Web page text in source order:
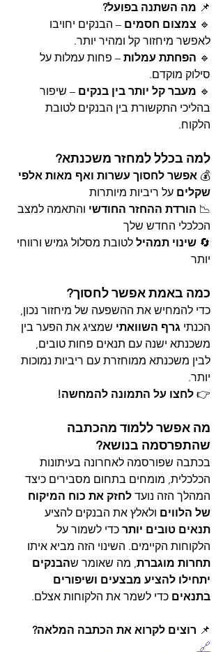
📌 מה השתנה בפועל?
🔹 צמצום חסמים – הבנקים יחויבו
לאפשר מיחזור קל ומהיר יותר.
🔹 הפחתת עמלות – פחות עמלות על
סילוק מוקדם.
🔹 מעבר קל יותר בין בנקים – שיפור
בהליכי התקשורת בין הבנקים לטובת
הלקוח.
למה בכלל למחזר משכנתא?
💰 אפשר לחסוך עשרות ואף מאות אלפי
שקלים על ריביות מיותרות
📉 הורדת ההחזר החודשי והתאמה למצב
הכלכלי החדש שלך
🔄 שינוי תמהיל לטובת מסלול גמיש ורווחי
יותר
כמה באמת אפשר לחסוך?
כדי להמחיש את ההשפעה של מיחזור נכון,
הכנתי גרף השוואתי שמציג את הפער בין
משכנתא ישנה עם תנאים פחות טובים,
לבין משכנתא ממוחזרת עם ריביות נמוכות
יותר.
👉 לחצו על התמונה להמחשה!
מה אפשר ללמוד מהכתבה
שהתפרסמה בנושא?
בכתבה שפורסמה לאחרונה בעיתונות
הכלכלית, מומחים בתחום מסבירים כיצד
המהלך הזה נועד לחזק את כוח המיקוח
של הלווים ולאלץ את הבנקים להציע
תנאים טובים יותר כדי לשמור על
הלקוחות הקיימים. השינוי הזה מביא איתו
תחרות מוגברת, מה שאומר שהבנקים
יתחילו להציע מבצעים ושיפורים
בתנאים כדי לשמר את הלקוחות אצלם.
📌 רוצים לקרוא את הכתבה המלאה?
🔗